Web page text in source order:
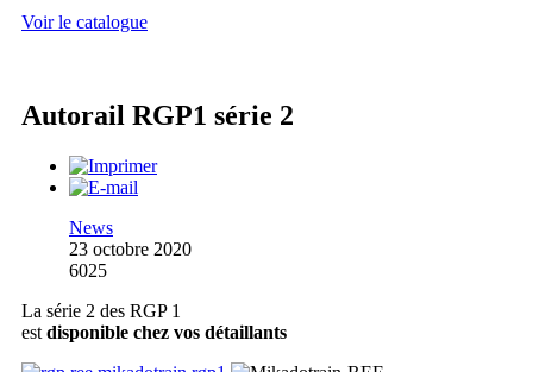
Voir le catalogue
Autorail RGP1 série 2
News
23 octobre 2020
6025
La série 2 des RGP 1
est disponible chez vos détaillants